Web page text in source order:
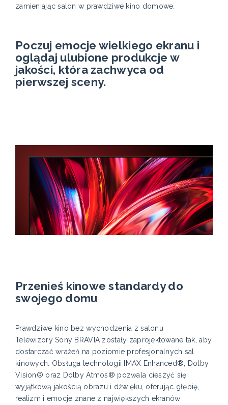
zamieniając salon w prawdziwe kino domowe.
Poczuj emocje wielkiego ekranu i
oglądaj ulubione produkcje w
jakości, która zachwyca od
pierwszej sceny.
Przenieś kinowe standardy do
swojego domu
Prawdziwe kino bez wychodzenia z salonu
Telewizory Sony BRAVIA zostały zaprojektowane tak, aby
dostarczać wrażeń na poziomie profesjonalnych sal
kinowych. Obsługa technologii IMAX Enhanced®, Dolby
Vision® oraz Dolby Atmos® pozwala cieszyć się
wyjątkową jakością obrazu i dźwięku, oferując głębię,
realizm i emocje znane z największych ekranów